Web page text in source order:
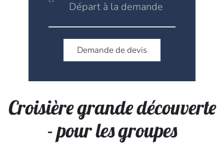
Départ à la demande
Demande de devis
Croisière grande découverte
- pour les groupes